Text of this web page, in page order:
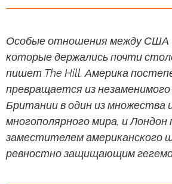
Особые отношения между США
которые держались почти
пишет The Hill. Америка
превращается из
Британии в один из множества
многополярного мира, и
заместителем американского
ревностно защищающим